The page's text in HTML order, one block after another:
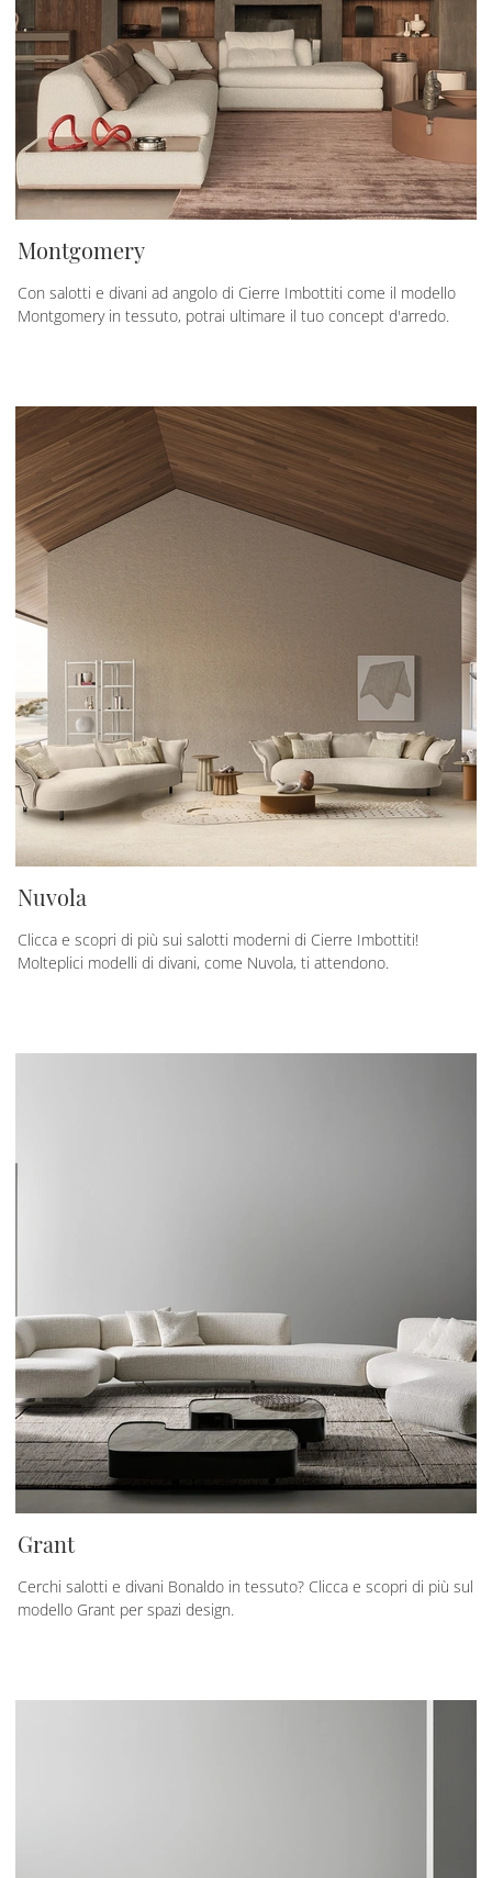
Montgomery
Con salotti e divani ad angolo di Cierre Imbottiti come il modello
Montgomery in tessuto, potrai ultimare il tuo concept d'arredo.
Nuvola
Clicca e scopri di più sui salotti moderni di Cierre Imbottiti!
Molteplici modelli di divani, come Nuvola, ti attendono.
Grant
Cerchi salotti e divani Bonaldo in tessuto? Clicca e scopri di più sul
modello Grant per spazi design.